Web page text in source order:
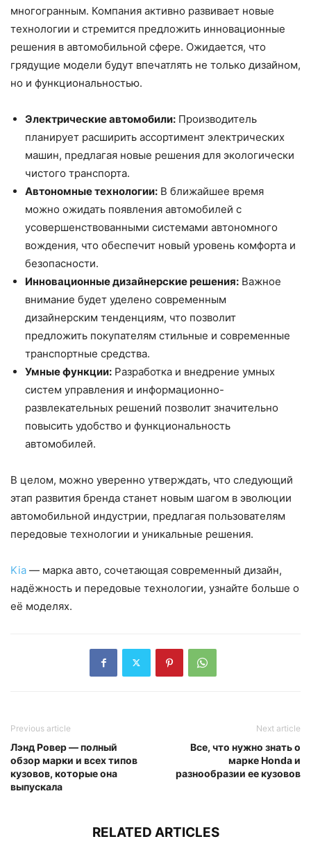
многогранным. Компания активно развивает новые
технологии и стремится предложить инновационные
решения в автомобильной сфере. Ожидается, что
грядущие модели будут впечатлять не только дизайном,
но и функциональностью.
Электрические автомобили: Производитель
планирует расширить ассортимент электрических
машин, предлагая новые решения для экологически
чистого транспорта.
Автономные технологии: В ближайшее время
можно ожидать появления автомобилей с
усовершенствованными системами автономного
вождения, что обеспечит новый уровень комфорта и
безопасности.
Инновационные дизайнерские решения: Важное
внимание будет уделено современным
дизайнерским тенденциям, что позволит
предложить покупателям стильные и современные
транспортные средства.
Умные функции: Разработка и внедрение умных
систем управления и информационно-
развлекательных решений позволит значительно
повысить удобство и функциональность
автомобилей.
В целом, можно уверенно утверждать, что следующий
этап развития бренда станет новым шагом в эволюции
автомобильной индустрии, предлагая пользователям
передовые технологии и уникальные решения.
Kia — марка авто, сочетающая современный дизайн,
надёжность и передовые технологии, узнайте больше о
её моделях.
Previous article
Лэнд Ровер — полный
обзор марки и всех типов
кузовов, которые она
выпускала
Next article
Все, что нужно знать о
марке Honda и
разнообразии ее кузовов
RELATED ARTICLES